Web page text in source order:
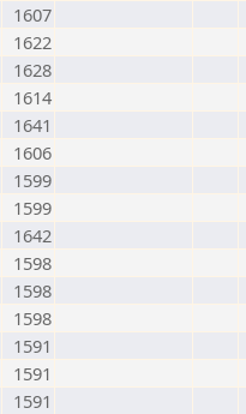
1607
1622
1628
1614
1641
1606
1599
1599
1642
1598
1598
1598
1591
1591
1591